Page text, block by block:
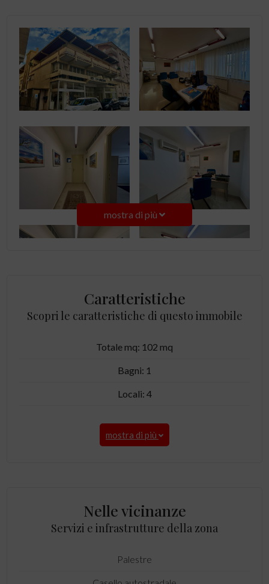
mostra di più
Caratteristiche
Scopri le caratteristiche di questo immobile
Totale mq: 102 mq
Bagni: 1
Locali: 4
mostra di più
Nelle vicinanze
Servizi e infrastrutture della zona
Palestre